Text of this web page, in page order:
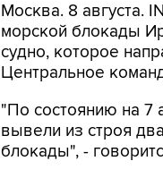
Москва. 8 августа.
морской блокады
судно, которое
Центральное
"По состоянию на 7
вывели из строя
блокады", -